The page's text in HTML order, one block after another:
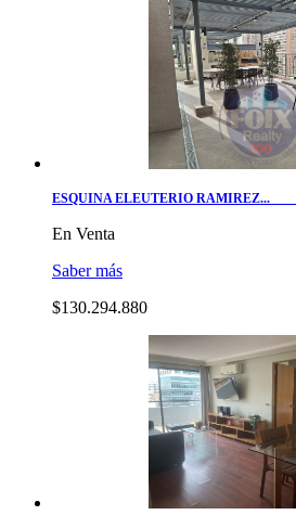
ESQUINA
En Venta
Saber más
$130.294.880